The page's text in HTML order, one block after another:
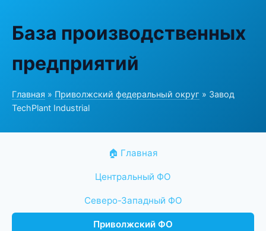
База производственных
предприятий
Главная » Приволжский федеральный округ » Завод
TechPlant Industrial
🏠 Главная
Центральный ФО
Северо-Западный ФО
Приволжский ФО